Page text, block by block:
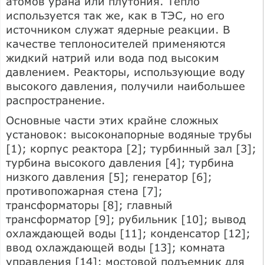
используется так же, как в ТЭС, но его
источником служат ядерные реакции. В
качестве теплоносителей применяются
жидкий натрий или вода под высоким
давлением. Реакторы, использующие воду
высокого давления, получили наибольшее
распространение.
Основные части этих крайне сложных
установок: высоконапорные водяные трубы
[1); корпус реактора [2]; турбинный зал [3];
турбина высокого давления [4]; турбина
низкого давления [5]; генератор [6];
противопожарная стена [7];
трансформаторы [8]; главный
трансформатор [9]; рубильник [10]; вывод
охлаждающей воды [11]; конденсатор [12];
ввод охлаждающей воды [13]; комната
управления [14]; мостовой подъемник для